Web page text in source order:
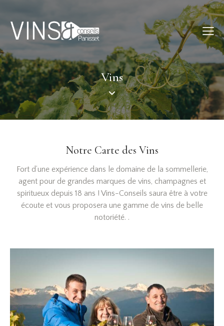
Vins
Notre Carte des Vins
Fort d’une expérience dans le domaine de la sommellerie,
agent pour de grandes marques de vins, champagnes et
spiritueux depuis 18 ans ! Vins-Conseils saura être à votre
écoute et vous proposera une gamme de vins de belle
notoriété. .